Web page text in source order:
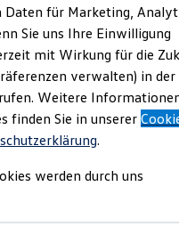
Gebrauchtwagen
Gebrauchtwagen
2026
Daten für Marketing,
Sie uns Ihre Einwilligung
mit Wirkung für die
verwalten) in der
Weitere
finden Sie in unserer
.
werden durch uns